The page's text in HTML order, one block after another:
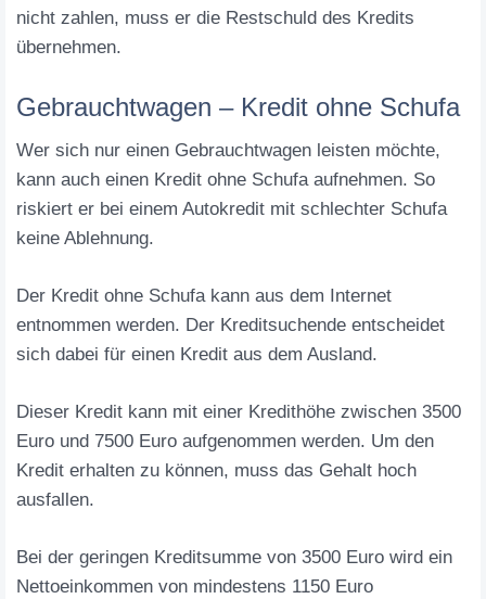
nicht zahlen, muss er die Restschuld des Kredits
übernehmen.
Gebrauchtwagen – Kredit ohne Schufa
Wer sich nur einen Gebrauchtwagen leisten möchte,
kann auch einen Kredit ohne Schufa aufnehmen. So
riskiert er bei einem Autokredit mit schlechter Schufa
keine Ablehnung.
Der Kredit ohne Schufa kann aus dem Internet
entnommen werden. Der Kreditsuchende entscheidet
sich dabei für einen Kredit aus dem Ausland.
Dieser Kredit kann mit einer Kredithöhe zwischen 3500
Euro und 7500 Euro aufgenommen werden. Um den
Kredit erhalten zu können, muss das Gehalt hoch
ausfallen.
Bei der geringen Kreditsumme von 3500 Euro wird ein
Nettoeinkommen von mindestens 1150 Euro